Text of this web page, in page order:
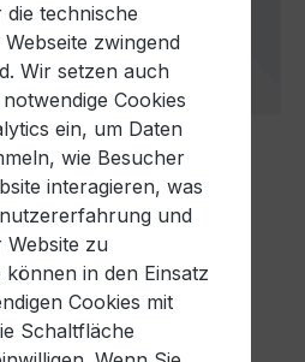
Versandkosten
nicht verfügbar.)
technische
zwingend
Wir setzen auch
Cookies
ein, um Daten
wie Besucher
interagieren, was
und
Website zu
in den Einsatz
Cookies mit
Schaltfläche